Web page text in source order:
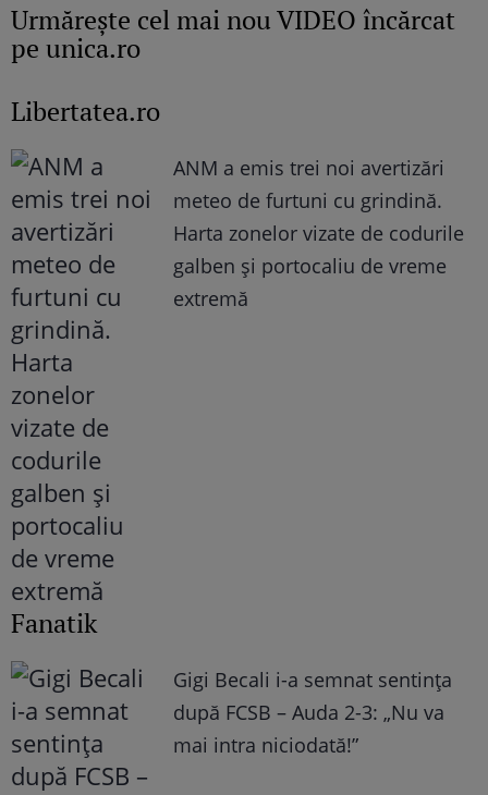
Urmăreşte cel mai nou VIDEO încărcat
pe unica.ro
Libertatea.ro
ANM a emis trei noi avertizări
meteo de furtuni cu grindină.
Harta zonelor vizate de codurile
galben și portocaliu de vreme
extremă
Fanatik
Gigi Becali i-a semnat sentința
după FCSB – Auda 2-3: „Nu va
mai intra niciodată!”